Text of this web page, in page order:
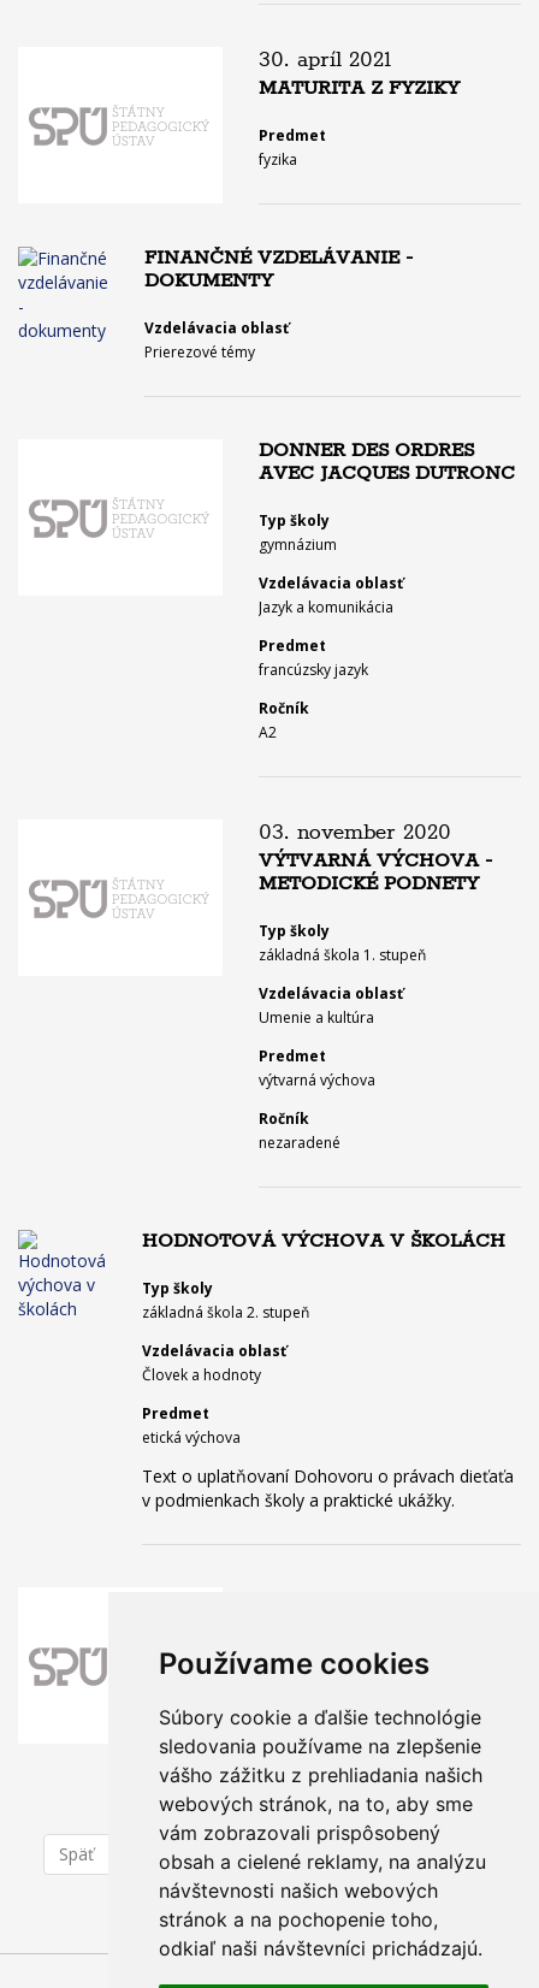
Používame cookies
Súbory cookie a ďalšie technológie
sledovania používame na zlepšenie
vášho zážitku z prehliadania našich
webových stránok, na to, aby sme
vám zobrazovali prispôsobený
obsah a cielené reklamy, na analýzu
návštevnosti našich webových
stránok a na pochopenie toho,
odkiaľ naši návštevníci prichádzajú.
30. apríl 2021
MATURITA Z FYZIKY
Predmet
fyzika
FINANČNÉ VZDELÁVANIE -
DOKUMENTY
Vzdelávacia oblasť
Prierezové témy
DONNER DES ORDRES
AVEC JACQUES DUTRONC
Typ školy
gymnázium
Vzdelávacia oblasť
Jazyk a komunikácia
Predmet
francúzsky jazyk
Ročník
A2
03. november 2020
VÝTVARNÁ VÝCHOVA -
METODICKÉ PODNETY
Typ školy
základná škola 1. stupeň
Vzdelávacia oblasť
Umenie a kultúra
Predmet
výtvarná výchova
Ročník
nezaradené
HODNOTOVÁ VÝCHOVA V ŠKOLÁCH
Typ školy
základná škola 2. stupeň
Vzdelávacia oblasť
Človek a hodnoty
Predmet
etická výchova
Text o uplatňovaní Dohovoru o právach dieťaťa
v podmienkach školy a praktické ukážky.
materská škola
Späť 2 3 4 5 6 ... 9 Ďalej